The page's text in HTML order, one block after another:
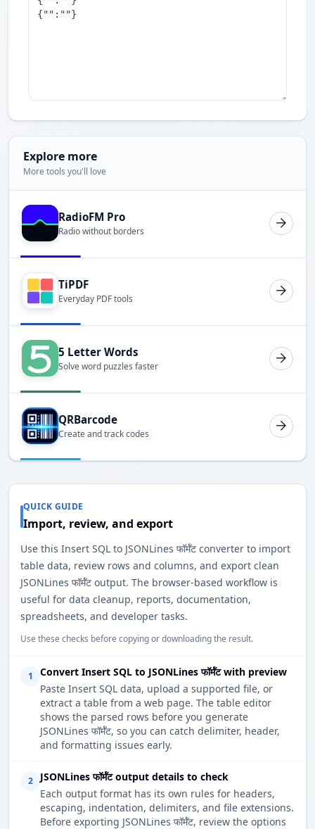
Explore more
More tools you'll love
RadioFM Pro
Radio without borders
TiPDF
Everyday PDF tools
5 Letter Words
Solve word puzzles faster
QRBarcode
Create and track codes
QUICK GUIDE
Import, review, and export
Use this Insert SQL to JSONLines फॉर्मॅट converter to import
table data, review rows and columns, and export clean
JSONLines फॉर्मॅट output. The browser-based workflow is
useful for data cleanup, reports, documentation,
spreadsheets, and developer tasks.
Use these checks before copying or downloading the result.
1
Convert Insert SQL to JSONLines फॉर्मॅट with preview
Paste Insert SQL data, upload a supported file, or
extract a table from a web page. The table editor
shows the parsed rows before you generate
JSONLines फॉर्मॅट, so you can catch delimiter, header,
and formatting issues early.
2
JSONLines फॉर्मॅट output details to check
Each output format has its own rules for headers,
escaping, indentation, delimiters, and file extensions.
Before exporting JSONLines फॉर्मॅट, review the options